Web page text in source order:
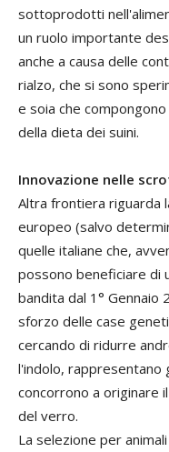
sottoprodotti
un ruolo importante
anche a causa delle
rialzo, che si sono
e soia che
della dieta dei suini.
Innovazione nelle
Altra frontiera riguarda
europeo (salvo
quelle italiane che,
possono beneficiare di
bandita dal 1° Gennaio
sforzo delle case
cercando di ridurre
l'indolo, rappresentano
concorrono a originare
del verro.
La selezione per